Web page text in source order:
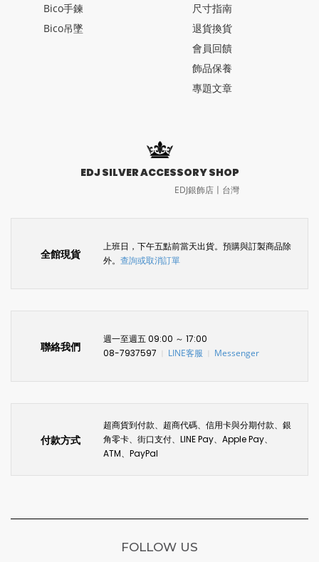
Bico手鍊
Bico吊墜
尺寸指南
退貨換貨
會員回饋
飾品保養
專題文章
EDJ SILVER ACCESSORY SHOP
EDJ銀飾店〡台灣
全館現貨
上班日，下午五點前當天出貨。預購與訂製商品除
外。 查詢或取消訂單
聯絡我們
週一至週五 09:00 ～ 17:00
08-7937597
LINE客服 Messenger
付款方式
超商貨到付款、超商代碼、信用卡與分期付款、銀
角零卡、街口支付、LINE Pay、Apple Pay、
ATM、PayPal
FOLLOW US